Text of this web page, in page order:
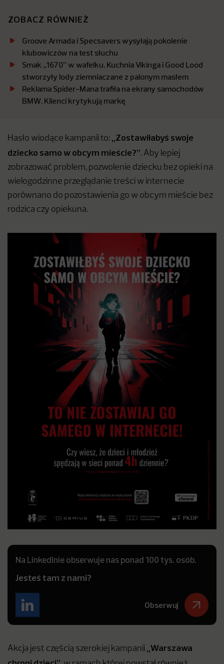
ZOBACZ RÓWNIEŻ
Groove Armada i Specsavers wysyłają pokolenie
klubowiczów na test słuchu
Smak „1670” w wafelku. Kuchnia Vikinga i Good Lood
stworzyły lody ziemniaczane z palonym masłem
Reklama Spider-Mana trafiła na ekrany samochodów
BMW. Klienci krytykują markę
Hasło wiodące kampanii to: „Zostawiłabyś swoje
dziecko samo w obcym mieście?”. Aby lepiej
zobrazować problem, pozwolenie dziecku bez opieki na
wielogodzinne przeglądanie treści w internecie
porównano do pozostawienia go w obcym mieście bez
rodzica czy opiekuna.
Na LinkedInie obserwuje nas ponad 100 tys. osób.
Jesteś tam z nami?
Obserwuj
Akcja jest częścią szerokiej kampanii „Warszawa